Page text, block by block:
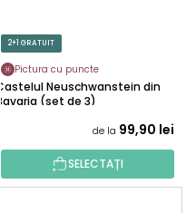
2+1 GRATUIT
Pictura cu puncte
Castelul Neuschwanstein din
Bavaria (set de 3)
de la 99,90 lei
SELECTAȚI